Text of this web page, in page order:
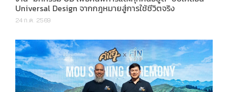
Universal Design จากกฎหมายสู่การใช้ชีวิตจริง
24 ก.ค. 2569